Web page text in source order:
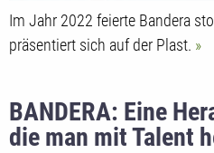
Im Jahr 2022 feierte Bandera
präsentiert sich auf der Plast.
BANDERA: Eine
die man mit Talent